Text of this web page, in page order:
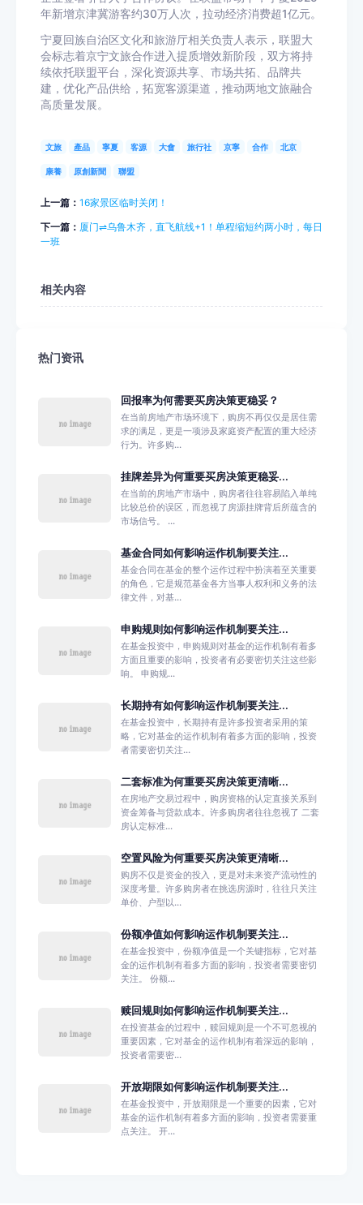
年新增京津冀游客约30万人次，拉动经济消费超1亿元。
宁夏回族自治区文化和旅游厅相关负责人表示，联盟大
会标志着京宁文旅合作进入提质增效新阶段，双方将持
续依托联盟平台，深化资源共享、市场共拓、品牌共
建，优化产品供给，拓宽客源渠道，推动两地文旅融合
高质量发展。
文旅 產品 寧夏 客源 大會 旅行社 京寧 合作 北京
康養 原創新聞 聯盟
上一篇： 16家景区临时关闭！
下一篇： 厦门⇌乌鲁木齐，直飞航线+1！单程缩短约两小时，每日
一班
相关内容
热门资讯
回报率为何需要买房决策更稳妥？
在当前房地产市场环境下，购房不再仅仅是居住需
求的满足，更是一项涉及家庭资产配置的重大经济
行为。许多购...
挂牌差异为何重要买房决策更稳妥...
在当前的房地产市场中，购房者往往容易陷入单纯
比较总价的误区，而忽视了房源挂牌背后所蕴含的
市场信号。 ...
基金合同如何影响运作机制要关注...
基金合同在基金的整个运作过程中扮演着至关重要
的角色，它是规范基金各方当事人权利和义务的法
律文件，对基...
申购规则如何影响运作机制要关注...
在基金投资中，申购规则对基金的运作机制有着多
方面且重要的影响，投资者有必要密切关注这些影
响。 申购规...
长期持有如何影响运作机制要关注...
在基金投资中，长期持有是许多投资者采用的策
略，它对基金的运作机制有着多方面的影响，投资
者需要密切关注...
二套标准为何重要买房决策更清晰...
在房地产交易过程中，购房资格的认定直接关系到
资金筹备与贷款成本。许多购房者往往忽视了 二套
房认定标准...
空置风险为何重要买房决策更清晰...
购房不仅是资金的投入，更是对未来资产流动性的
深度考量。许多购房者在挑选房源时，往往只关注
单价、户型以...
份额净值如何影响运作机制要关注...
在基金投资中，份额净值是一个关键指标，它对基
金的运作机制有着多方面的影响，投资者需要密切
关注。 份额...
赎回规则如何影响运作机制要关注...
在投资基金的过程中，赎回规则是一个不可忽视的
重要因素，它对基金的运作机制有着深远的影响，
投资者需要密...
开放期限如何影响运作机制要关注...
在基金投资中，开放期限是一个重要的因素，它对
基金的运作机制有着多方面的影响，投资者需要重
点关注。 开...